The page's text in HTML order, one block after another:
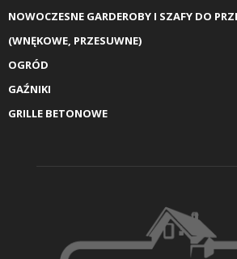
NOWOCZESNE GARDEROBY I SZAFY DO
(WNĘKOWE, PRZESUWNE)
OGRÓD
GAŹNIKI
GRILLE BETONOWE